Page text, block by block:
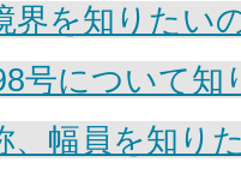
界を知りたい
号について
、幅員を知り